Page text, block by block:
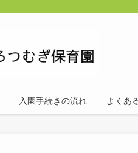
入園手続きの流れ よくあ